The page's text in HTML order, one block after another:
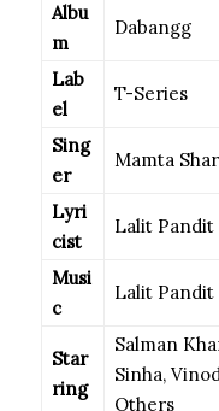
Albu
m
Dabangg
Lab
el
T-Series
Sing
er
Mamta
Lyri
cist
Lalit Pandit
Musi
c
Lalit Pandit
Star
ring
Salman
Sinha,
Others